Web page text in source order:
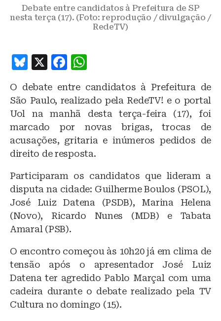
Debate entre candidatos à Prefeitura de SP
nesta terça (17). (Foto: reprodução / divulgação /
RedeTV)
B
e
s
k
y
X
F
c
e
b
o
o
k
at
s
A
p
p
O debate entre candidatos à Prefeitura de
São Paulo, realizado pela RedeTV! e o portal
Uol na manhã desta terça-feira (17), foi
marcado por novas brigas, trocas de
acusações, gritaria e inúmeros pedidos de
direito de resposta.
Participaram os candidatos que lideram a
disputa na cidade: Guilherme Boulos (PSOL),
José Luiz Datena (PSDB), Marina Helena
(Novo), Ricardo Nunes (MDB) e Tabata
Amaral (PSB).
O encontro começou às 10h20 já em clima de
tensão após o apresentador José Luiz
Datena ter agredido Pablo Marçal com uma
cadeira durante o debate realizado pela TV
Cultura no domingo (15).